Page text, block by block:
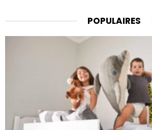
POPULAIRES